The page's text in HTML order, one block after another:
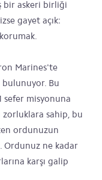
bir askeri birliği
gayet açık:
Marines'te
bulunuyor. Bu
sefer misyonuna
zorluklara sahip, bu
ordunuzun
Ordunuz ne kadar
karşı galip